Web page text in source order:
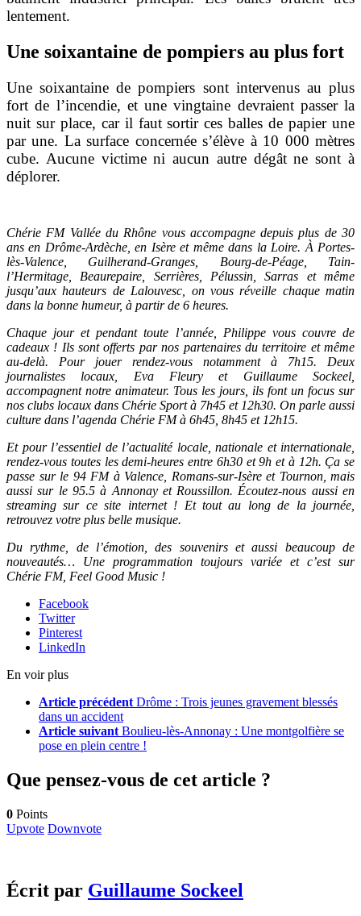
lentement.
Une soixantaine de pompiers au plus fort
Une soixantaine de pompiers sont intervenus au plus
fort de l’incendie, et une vingtaine devraient passer la
nuit sur place, car il faut sortir ces balles de papier une
par une. La surface concernée s’élève à 10 000 mètres
cube. Aucune victime ni aucun autre dégât ne sont à
déplorer.
Chérie FM Vallée du Rhône vous accompagne depuis plus de 30
ans en Drôme-Ardèche, en Isère et même dans la Loire. À Portes-
lès-Valence, Guilherand-Granges, Bourg-de-Péage, Tain-
l’Hermitage, Beaurepaire, Serrières, Pélussin, Sarras et même
jusqu’aux hauteurs de Lalouvesc, on vous réveille chaque matin
dans la bonne humeur, à partir de 6 heures.
Chaque jour et pendant toute l’année, Philippe vous couvre de
cadeaux ! Ils sont offerts par nos partenaires du territoire et même
au-delà. Pour jouer rendez-vous notamment à 7h15. Deux
journalistes locaux, Eva Fleury et Guillaume Sockeel,
accompagnent notre animateur. Tous les jours, ils font un focus sur
nos clubs locaux dans Chérie Sport à 7h45 et 12h30. On parle aussi
culture dans l’agenda Chérie FM à 6h45, 8h45 et 12h15.
Et pour l’essentiel de l’actualité locale, nationale et internationale,
rendez-vous toutes les demi-heures entre 6h30 et 9h et à 12h. Ça se
passe sur le 94 FM à Valence, Romans-sur-Isère et Tournon, mais
aussi sur le 95.5 à Annonay et Roussillon. Écoutez-nous aussi en
streaming sur ce site internet ! Et tout au long de la journée,
retrouvez votre plus belle musique.
Du rythme, de l’émotion, des souvenirs et aussi beaucoup de
nouveautés… Une programmation toujours variée et c’est sur
Chérie FM, Feel Good Music !
Facebook
Twitter
Pinterest
LinkedIn
En voir plus
Article précédent Drôme : Trois jeunes gravement blessés
dans un accident
Article suivant Boulieu-lès-Annonay : Une montgolfière se
pose en plein centre !
Que pensez-vous de cet article ?
0 Points
Upvote Downvote
Écrit par Guillaume Sockeel